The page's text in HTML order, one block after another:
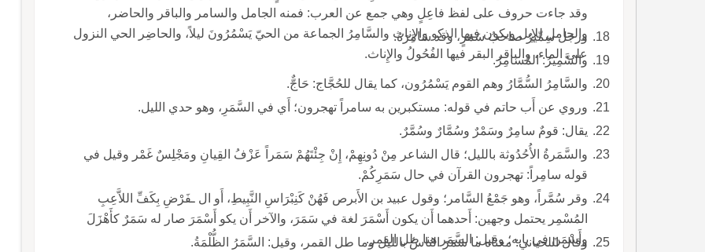
وقد جاءت حروف على لفظ فاعِلٍ وهي جمع عن العرب: فمنه الجامل والسامر والباقر والحاضر،
والجامل للإِبل ويكون فيها الذكو والإِناث والسَّامِرُ الجماعة من الحيّ يَسْمُرُونَ ليلاً، والحاضِر الحي النزول
على الماء، والباقر البقر فيها الفُحُولُ والإِناث.
ورجل سِمِّيرٌ صاحبُ سَمَرٍ، وقد سَامَرَهُ.
والسَّمِيرُ: المُسَامِرُ.
والسَّامِرُ السُّمَّارُ وهم القوم يَسْمُرُون، كما يقال للحُجَّاج: حَاجٌّ.
وروي عن أَب حاتم في قوله: مستكبرين به سامراً تهجرون؛ أَي في السَّمَرِ، وهو حدي الليل.
يقال: قومٌ سامِرٌ وسَمْرٌ وسُمَّارٌ وسُمَّرٌ.
والسَّمَرةُ الأُحُدُوثة بالليل؛ قال الشاعر مِنْ دُونِهِمْ، إِنْ جِئْتَهُمْ سَمَراً عَزْفُ القِيانِ ومَجْلِسٌ غَمْر وقيل في
قوله سامِراً: تهجرون القرآن في حال سَمَرِكُمْ.
وقر سُمَّراً، وهو جَمْعُ السَّامر؛ وقول عبيد بن الأَبرص فَهُنْ كَنِبْرَاسِ النَّبِيطِ، أَو ال ـفَرْضِ بِكَفِّ اللاَّعِبِ
المُسْمِر يحتمل وجهين: أَحدهما أَن يكون أَسْمَرَ لغة في سَمَرَ، والآخر أَن يكو أَسْمَرَ صار له سَمَرٌ كأَهْزَلَ
وأَسْمَنَ في بابه؛ وقيل: السَّمَر هنا ظل القمر.
وقال اللحياني: معناه ما سَمَرَ الناسُ بالليل وما طل القمر، وقيل: السَّمَرُ الظُّلْمَةُ.